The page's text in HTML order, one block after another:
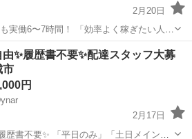
2月20日
「効率よく稼ぎたい人」
体への負担も少...
未経験
✨履歴書不要✨配達スタッフ大募
市
円
2月17日
歴書不要✨ 「平日のみ」「土日メイン」